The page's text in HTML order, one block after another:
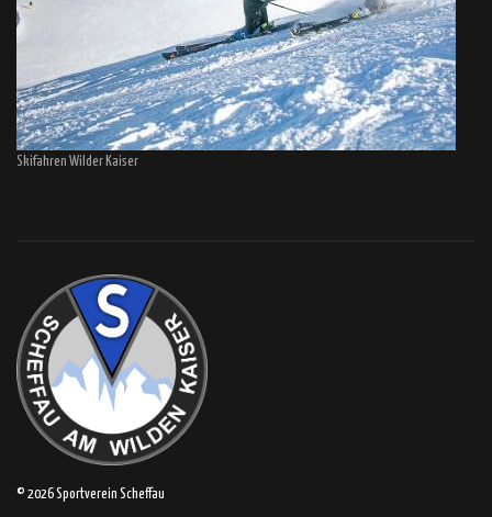
Skifahren Wilder Kaiser
© 2026 Sportverein Scheffau